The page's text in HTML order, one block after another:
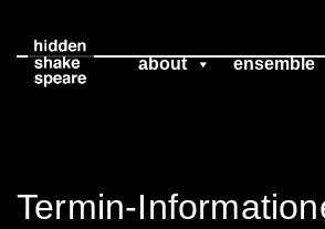
Zum
about ensemble
Termin-